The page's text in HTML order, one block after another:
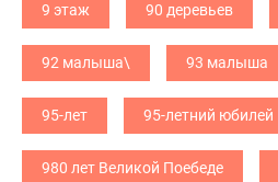
9 этаж 90 деревьев
92 малыша\ 93 малыша
95-лет 95-летний юбилей
980 лет Великой Поебеде